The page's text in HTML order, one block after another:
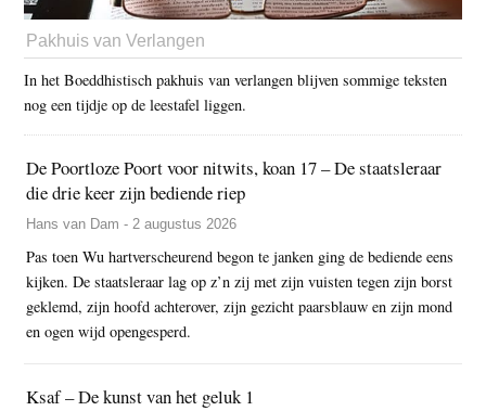
Pakhuis van Verlangen
In het Boeddhistisch pakhuis van verlangen blijven sommige teksten
nog een tijdje op de leestafel liggen.
De Poortloze Poort voor nitwits, koan 17 – De staatsleraar
die drie keer zijn bediende riep
Hans van Dam - 2 augustus 2026
Pas toen Wu hartverscheurend begon te janken ging de bediende eens
kijken. De staatsleraar lag op z’n zij met zijn vuisten tegen zijn borst
geklemd, zijn hoofd achterover, zijn gezicht paarsblauw en zijn mond
en ogen wijd opengesperd.
Ksaf – De kunst van het geluk 1